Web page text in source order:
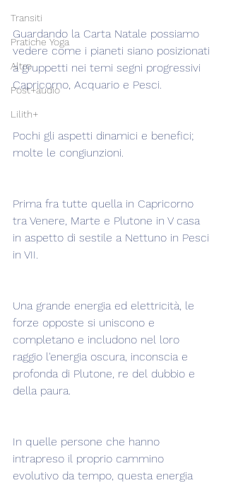
Transiti
Pratiche Yoga
Altro
Post+audio
Lilith+
Guardando la Carta Natale possiamo
vedere come i pianeti siano posizionati
a gruppetti nei temi segni progressivi
Capricorno, Acquario e Pesci.
Pochi gli aspetti dinamici e benefici;
molte le congiunzioni.
Prima fra tutte quella in Capricorno
tra Venere, Marte e Plutone in V casa
in aspetto di sestile a Nettuno in Pesci
in VII.
Una grande energia ed elettricità, le
forze opposte si uniscono e
completano e includono nel loro
raggio l'energia oscura, inconscia e
profonda di Plutone, re del dubbio e
della paura.
In quelle persone che hanno
intrapreso il proprio cammino
evolutivo da tempo, questa energia